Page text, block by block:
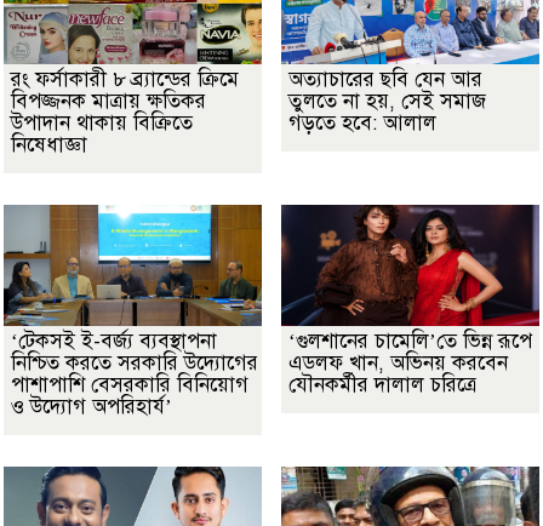
রং ফর্সাকারী ৮ ব্র্যান্ডের ক্রিমে
বিপজ্জনক মাত্রায় ক্ষতিকর
উপাদান থাকায় বিক্রিতে
নিষেধাজ্ঞা
অত্যাচারের ছবি যেন আর
তুলতে না হয়, সেই সমাজ
গড়তে হবে: আলাল
‘টেকসই ই-বর্জ্য ব্যবস্থাপনা
নিশ্চিত করতে সরকারি উদ্যোগের
পাশাপাশি বেসরকারি বিনিয়োগ
ও উদ্যোগ অপরিহার্য’
‘গুলশানের চামেলি’তে ভিন্ন রূপে
এডলফ খান, অভিনয় করবেন
যৌনকর্মীর দালাল চরিত্রে